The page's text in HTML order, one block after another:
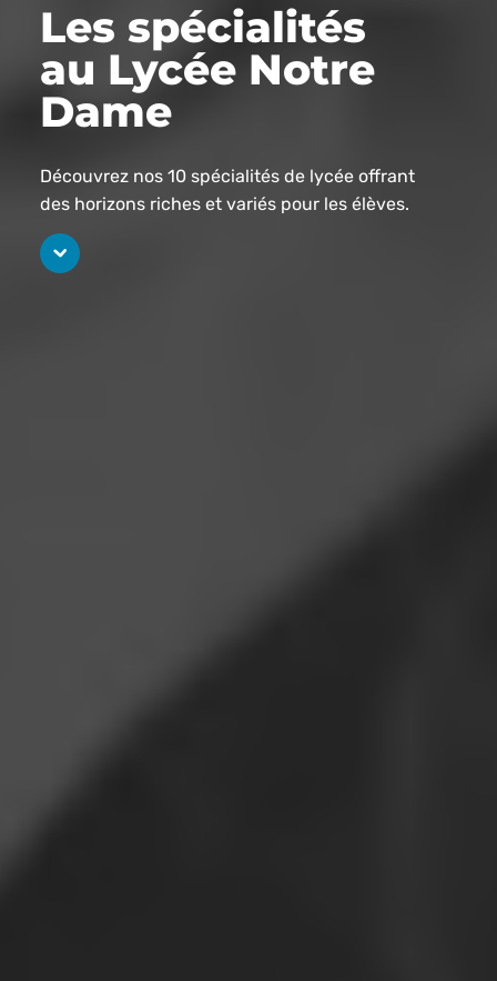
Les spécialités
au Lycée Notre
Dame
Découvrez nos 10 spécialités de lycée offrant
des horizons riches et variés pour les élèves.